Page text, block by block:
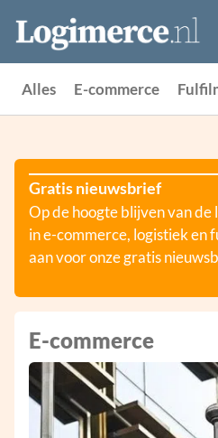
Vacatures
Events
Alles E-commerce
Gratis nieuwsbrief
Op de hoogte blijven van
in e-commerce, logistiek en
aan voor onze gratis
E-commerce